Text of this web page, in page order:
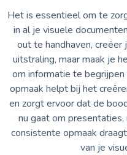
Het is essentieel om te
in al je visuele
out te handhaven,
uitstraling, maar maak je
om informatie te
opmaak helpt bij het
en zorgt ervoor dat de
nu gaat om
consistente opmaak
van je